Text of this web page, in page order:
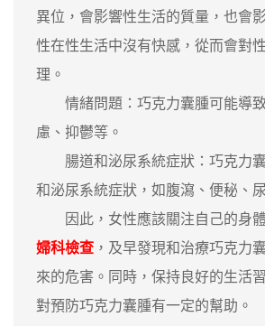
異位，會影響性生活的質量，也會
性在性生活中沒有快感，從而會對
理。
情緒問題：巧克力囊腫可能導致
慮、抑鬱等。
腸道和泌尿系統症狀：巧克力囊
和泌尿系統症狀，如腹瀉、便秘、
因此，女性應該關注自己的身體
婦科檢查 ，及早發現和治療巧克力
來的危害。同時，保持良好的生活
對預防巧克力囊腫有一定的幫助。